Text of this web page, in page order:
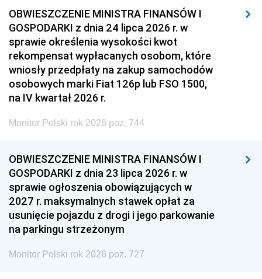
OBWIESZCZENIE MINISTRA FINANSÓW I
GOSPODARKI z dnia 24 lipca 2026 r. w
sprawie określenia wysokości kwot
rekompensat wypłacanych osobom, które
wniosły przedpłaty na zakup samochodów
osobowych marki Fiat 126p lub FSO 1500,
na IV kwartał 2026 r.
Monitor Polski rok 2026 poz. 744
OBWIESZCZENIE MINISTRA FINANSÓW I
GOSPODARKI z dnia 23 lipca 2026 r. w
sprawie ogłoszenia obowiązujących w
2027 r. maksymalnych stawek opłat za
usunięcie pojazdu z drogi i jego parkowanie
na parkingu strzeżonym
Monitor Polski rok 2026 poz. 727